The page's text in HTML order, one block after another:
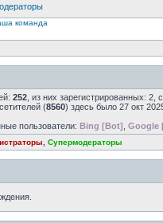
команда
252 , из них зарегистрированных:
(8560) здесь было 27 окт
пользователи: Bing [Bot] Google
Супермодераторы